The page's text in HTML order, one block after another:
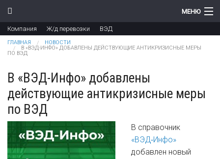
Перейти к основному содержанию
МЕНЮ
Компания
Новости
Продукты
Цены
Контакты
Компания Ж/д перевозки ВЭД
Вы здесь
ГЛАВНАЯ
НОВОСТИ
В «ВЭД-ИНФО» ДОБАВЛЕНЫ ДЕЙСТВУЮЩИЕ АНТИКРИЗИСНЫЕ МЕРЫ
ПО ВЭД
В «ВЭД-Инфо» добавлены
действующие антикризисные меры
по ВЭД
В справочник
«ВЭД‑Инфо»
добавлен новый